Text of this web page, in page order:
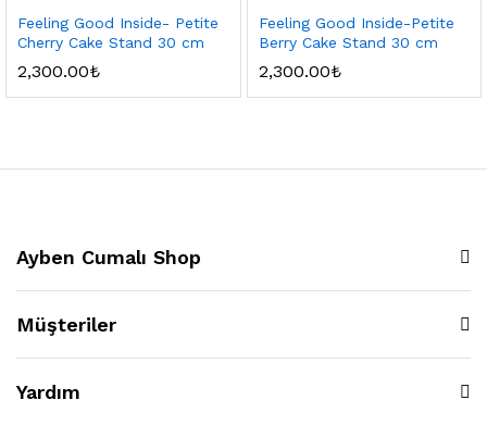
Feeling Good Inside- Petite
Cherry Cake Stand 30 cm
2,300.00₺
Feeling Good Inside-Petite
Berry Cake Stand 30 cm
2,300.00₺
Ayben Cumalı Shop
Müşteriler
Yardım